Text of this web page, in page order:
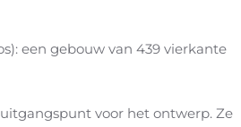
een gebouw van 439 vierkante
voor het ontwerp. Ze